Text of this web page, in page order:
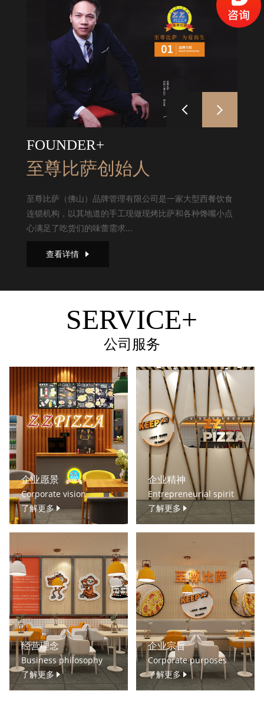
FOUNDER+
至尊比萨创始人
至尊比萨（佛山）品牌管理有限公司是一家大型西餐饮食
连锁机构，以其地道的手工现做现烤比萨和各种馋嘴小点
心满足了吃货们的味蕾需求...
查看详情
SERVICE+
公司服务
企业愿景
Corporate vision
了解更多
企业精神
Entrepreneurial spirit
了解更多
经营理念
Business philosophy
了解更多
企业宗旨
Corporate purposes
了解更多